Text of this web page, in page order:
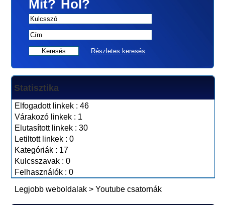
Mit? Hol?
Részletes keresés
Statisztika
Elfogadott linkek : 46
Várakozó linkek : 1
Elutasított linkek : 30
Letiltott linkek : 0
Kategóriák : 17
Kulcsszavak : 0
Felhasználók : 0
Legjobb weboldalak >Youtube csatornák